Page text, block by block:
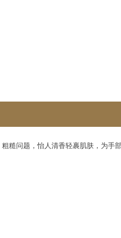
糙问题，怡人清香轻裹肌肤，为手